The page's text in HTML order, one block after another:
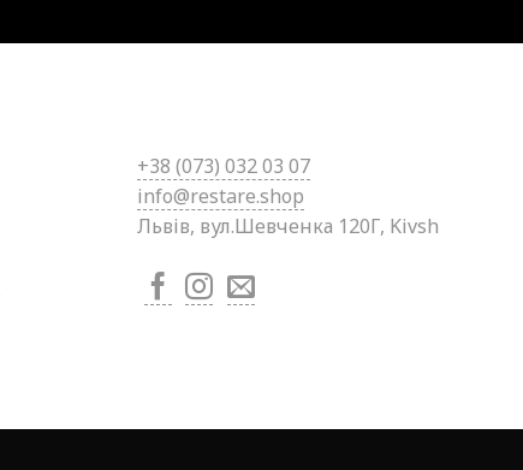
+38 (073) 032 03 07
info@restare.shop
Львів, вул.Шевченка 120Г, Kivsh